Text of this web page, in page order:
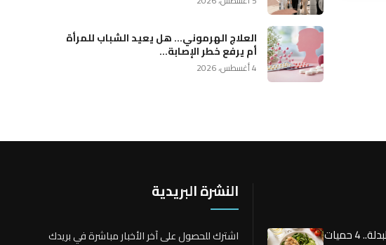
العلاج الهرموني… هل يعيد الشباب للمرأة
أم يرفع خطر الإصابة...
4 أغسطس، 2026
قبل الفستان أو البدلة.. 4 حميات
النشرة البريدية
اشترك للحصول على آخر الأخبار مباشرة في بريدك